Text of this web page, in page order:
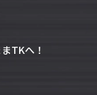
TKへ！